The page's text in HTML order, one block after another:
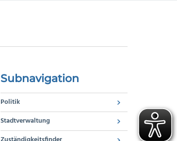
Subnavigation
Politik
Stadtverwaltung